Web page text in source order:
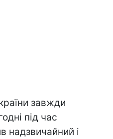
завжди
під час
надзвичайний і